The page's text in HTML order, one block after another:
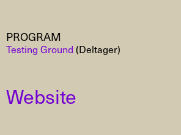
PROGRAM
Testing Ground (Deltager)
Website